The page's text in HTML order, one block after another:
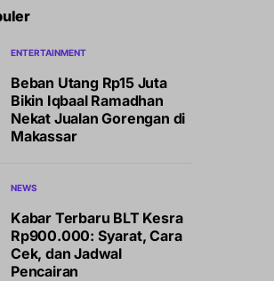
ENTERTAINMENT
Beban Utang Rp15 Juta
Bikin Iqbaal Ramadhan
Nekat Jualan Gorengan di
Makassar
NEWS
Kabar Terbaru BLT Kesra
Rp900.000: Syarat, Cara
Cek, dan Jadwal
Pencairan